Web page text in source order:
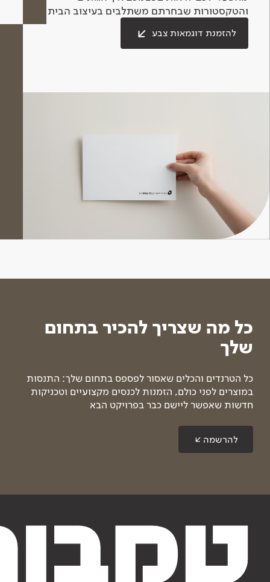
והטקסטורות שבחרתם משתלבים בעיצוב הבית.
להזמנת דוגמאות צבע
כל מה שצריך להכיר בתחום
שלך
כל הטרנדים והכלים שאסור לפספס בתחום שלך: התנסות
במוצרים לפני כולם, הזמנות לכנסים מקצועיים וטכניקות
חדשות שאפשר ליישם כבר בפרויקט הבא
להרשמה